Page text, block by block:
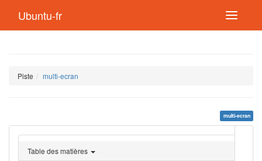
Ubuntu-fr
Piste multi-ecran
multi-ecran
Table des matières